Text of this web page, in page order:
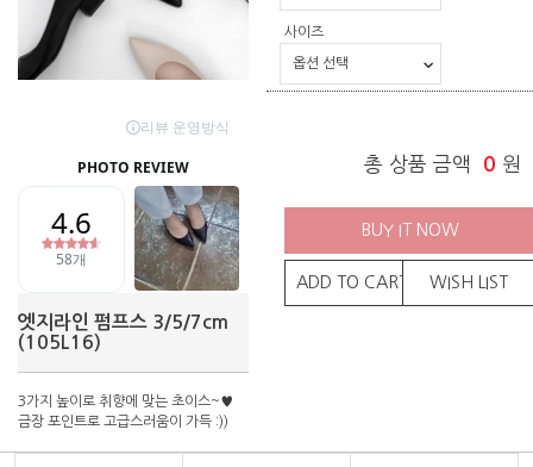
엣지라인 펌프스 3/5/7cm
(105L16)
3가지 높이로 취향에 맞는 초이스~♥
금장 포인트로 고급스러움이 가득 :))
사이즈
총 상품 금액 0 원
BUY IT NOW
ADD TO CART WISH LIST